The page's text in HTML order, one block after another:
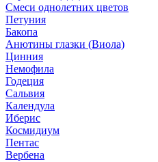
Смеси однолетних цветов
Петуния
Бакопа
Анютины глазки (Виола)
Цинния
Немофила
Годеция
Сальвия
Календула
Иберис
Космидиум
Пентас
Вербена